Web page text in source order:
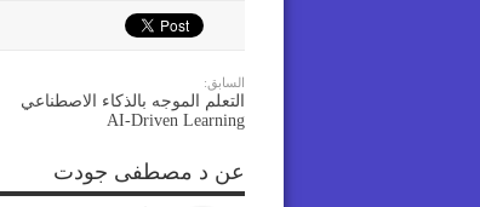
السابق:
التعلم الموجه بالذكاء الاصطناعي
AI‑Driven Learning
عن د مصطفى جودت